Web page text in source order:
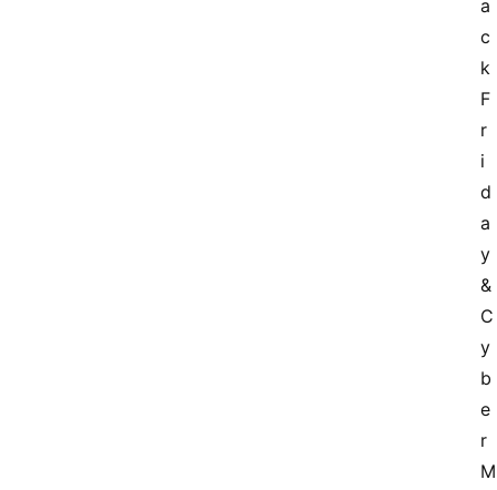
a
c
k
F
r
i
d
a
y
&
C
y
b
e
r
M